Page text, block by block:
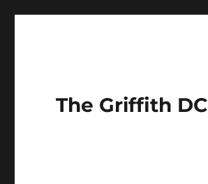
The Griffith DC